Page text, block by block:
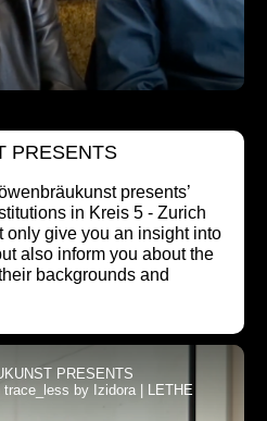
PRESENTS
presents’
in Kreis 5 - Zurich
only give you an insight into
also inform you about the
backgrounds and
PRESENTS
by Izidora | LETHE